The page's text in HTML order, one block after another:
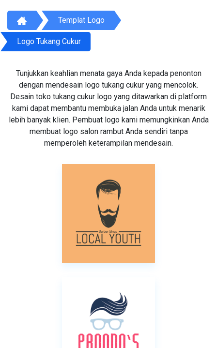
Templat Logo
Logo Tukang Cukur
Tunjukkan keahlian menata gaya Anda kepada penonton
dengan mendesain logo tukang cukur yang mencolok.
Desain toko tukang cukur logo yang ditawarkan di platform
kami dapat membantu membuka jalan Anda untuk menarik
lebih banyak klien. Pembuat logo kami memungkinkan Anda
membuat logo salon rambut Anda sendiri tanpa
memperoleh keterampilan mendesain.